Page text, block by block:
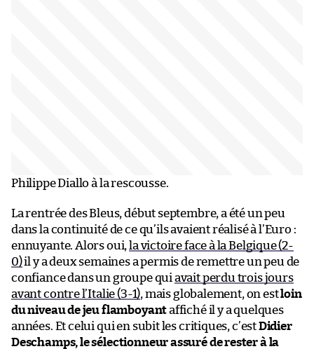
Philippe Diallo à la rescousse.
La rentrée des Bleus, début septembre, a été un peu
dans la continuité de ce qu’ils avaient réalisé à l’Euro :
ennuyante. Alors oui, la victoire face à la Belgique (2-
0)il y a deux semaines a permis de remettre un peu de
confiance dans un groupe qui avait perdu trois jours
avant contre l’Italie (3-1), mais globalement, on estloin
du niveau de jeu flamboyantaffiché il y a quelques
années. Et celui qui en subit les critiques, c’estDidier
Deschamps, le sélectionneur assuré de rester à la